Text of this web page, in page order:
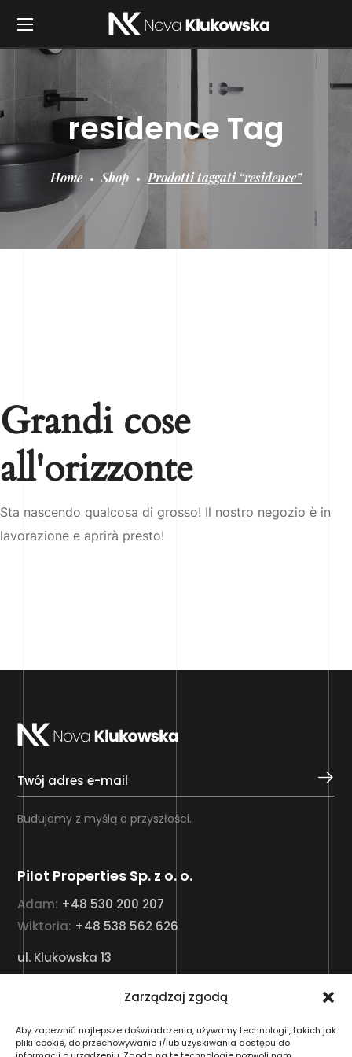
Zarządzaj zgodą
Aby zapewnić najlepsze doświadczenia, używamy technologii, takich jak
pliki cookie, do przechowywania i/lub uzyskiwania dostępu do
residence Tag
Home Shop Prodotti taggati “residence”
Grandi cose
all'orizzonte
Sta nascendo qualcosa di grosso! Il nostro negozio è in
lavorazione e aprirà presto!
Budujemy z myślą o przyszłości.
Pilot Properties Sp. z o. o.
Adam: +48 530 200 207
Wiktoria: +48 538 562 626
ul. Klukowska 13
03-892 Warszawa